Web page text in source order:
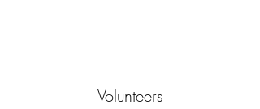
Volunteers